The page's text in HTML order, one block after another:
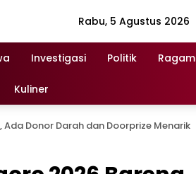
Rabu, 5 Agustus 2026
Investigasi Politik Ragam
Kuliner
Donor Darah dan Doorprize Menarik